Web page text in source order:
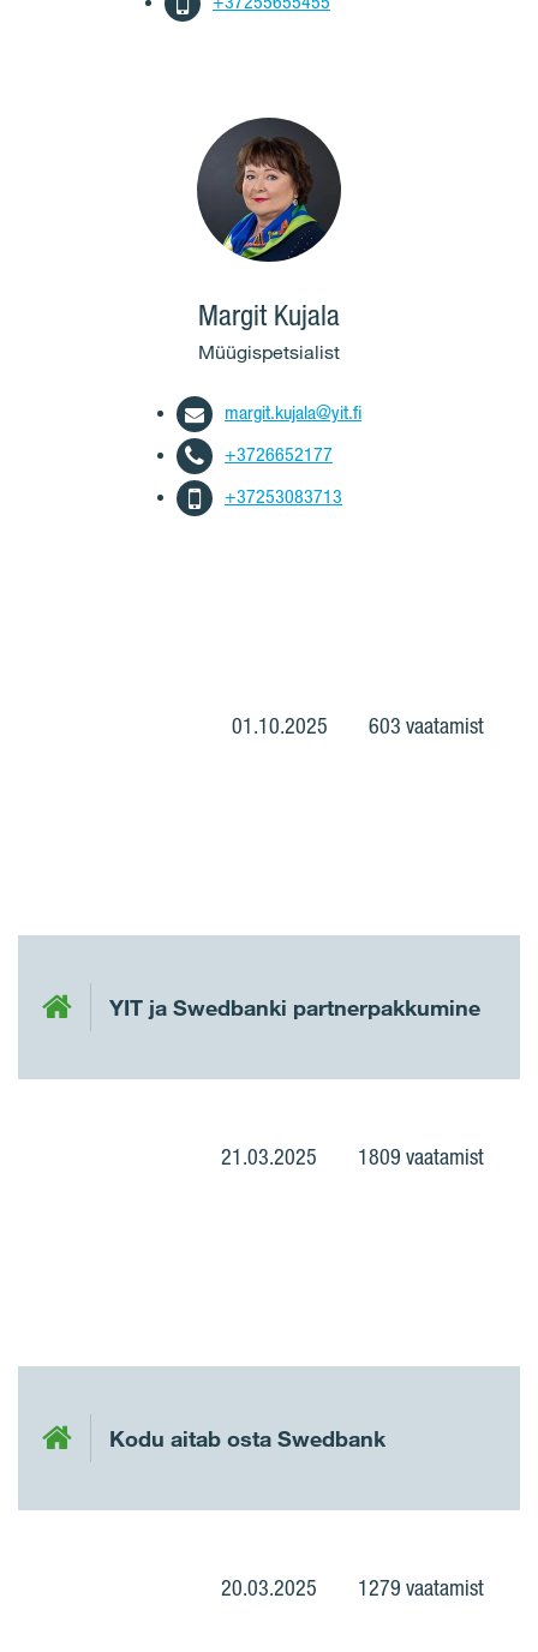
Margit Kujala
Müügispetsialist
margit.kujala@yit.fi
+3726652177
+37253083713
01.10.2025 603 vaatamist
YIT ja Swedbanki partnerpakkumine
21.03.2025 1809 vaatamist
Kodu aitab osta Swedbank
20.03.2025 1279 vaatamist